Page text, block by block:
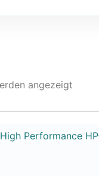
angezeigt